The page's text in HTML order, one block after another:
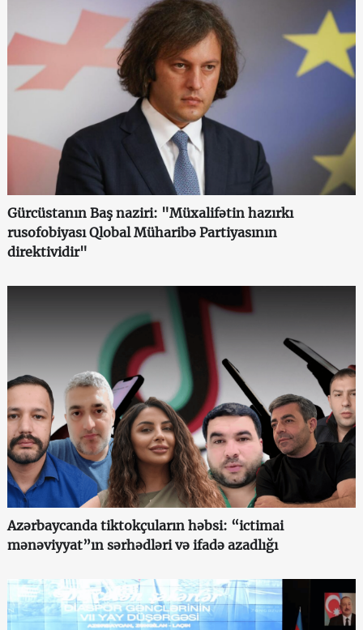
Gürcüstanın Baş naziri: "Müxalifətin hazırkı
rusofobiyası Qlobal Müharibə Partiyasının
direktividir"
Azərbaycanda tiktokçuların həbsi: “ictimai
mənəviyyat”ın sərhədləri və ifadə azadlığı